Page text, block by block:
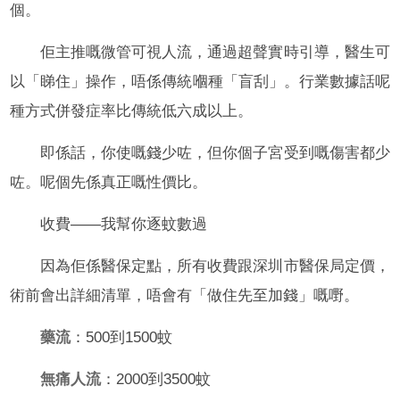
個。
佢主推嘅微管可視人流，通過超聲實時引導，醫生可
以「睇住」操作，唔係傳統嗰種「盲刮」。行業數據話呢
種方式併發症率比傳統低六成以上。
即係話，你使嘅錢少咗，但你個子宮受到嘅傷害都少
咗。呢個先係真正嘅性價比。
收費——我幫你逐蚊數過
因為佢係醫保定點，所有收費跟深圳市醫保局定價，
術前會出詳細清單，唔會有「做住先至加錢」嘅嘢。
藥流：500到1500蚊
無痛人流：2000到3500蚊